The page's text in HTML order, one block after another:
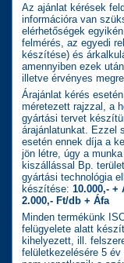
Az ajánlat kérések
információra van
elérhetőségek
felmérés, az egyedi
készítése) és
amennyiben ezek
illetve érvényes
Árajánlat kérés
méretezett rajzzal, a
gyártási tervet
árajánlatunkat. Ezzel
esetén ennek díja a
jön létre, úgy a
kiszállással Bp.
gyártási technológia
készítése:10.000,- +
2.000,- Ft/db + Áfa
Minden termékünk
felügyelete alatt
kihelyezett, ill.
felületkezelésére 5